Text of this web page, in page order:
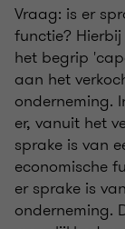
Vraag: is er
functie?
het begrip
aan het
onderneming.
er, vanuit het
sprake is van
economische
er sprake is
onderneming.